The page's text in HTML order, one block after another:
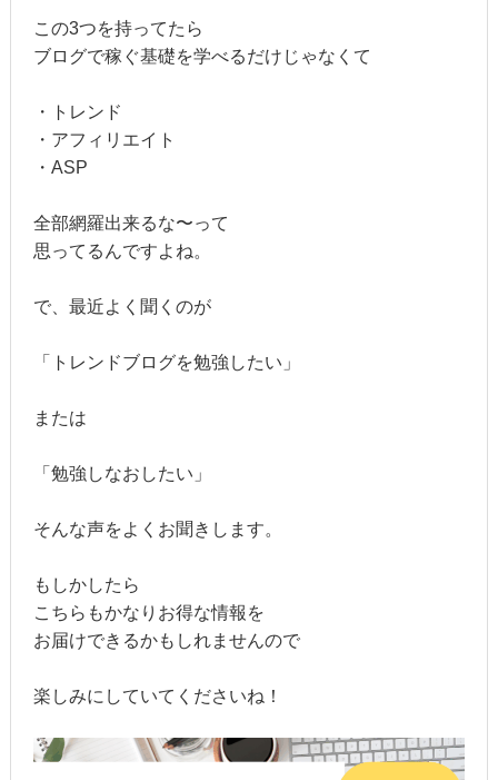
この3つを持ってたら
ブログで稼ぐ基礎を学べるだけじゃなくて
・トレンド
・アフィリエイト
・ASP
全部網羅出来るな〜って
思ってるんですよね。
で、最近よく聞くのが
「トレンドブログを勉強したい」
または
「勉強しなおしたい」
そんな声をよくお聞きします。
もしかしたら
こちらもかなりお得な情報を
お届けできるかもしれませんので
楽しみにしていてくださいね！